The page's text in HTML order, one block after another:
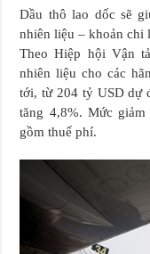
Dầu thô lao dốc sẽ
nhiên liệu – khoản chi
Theo Hiệp hội Vận
nhiên liệu cho các
tới, từ 204 tỷ USD dự
tăng 4,8%. Mức
gồm thuế phí.